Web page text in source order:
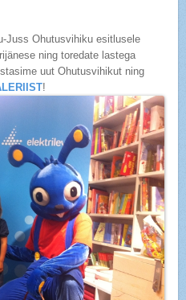
Juss Ohutusvihiku esitlusele
ning toredate lastega
uut Ohutusvihikut ning
!